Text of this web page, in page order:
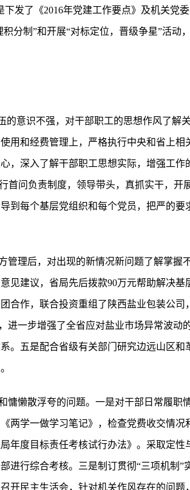
发了《2016年党建工作要点》及机关党
分制”和开展“对标定位，晋级争星”活动
的意识不强，对干部职工的思想作风了解
用和经费管理上，严格执行中央和省上相
，深入了解干部职工思想实际，增强工作
首问负责制度，领导带头，真抓实干，开
到每个基层党组织和每个党员，把严的要
管理后，对出现的新情况新问题了解掌握
见建议，省局先后拨款90万元帮助解决基
合作，联合投资重组了陕西盐业包装公司
进一步增强了全省应对盐业市场异常波动
。五是配合省级有关部门研究边远山区和
慵懒散浮夸的问题。一是对干部日常履职
两学一做学习笔记》，检查党费收交情况
年度目标责任考核试行办法》。采取定性
进行综合考核。三是制订贯彻“三项机制”
开民主生活会，针对机关作风存在的问题